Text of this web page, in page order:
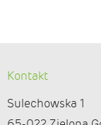
Kontakt
Sulechowska 1